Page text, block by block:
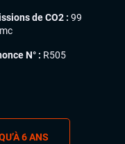
de CO2 : 99
N° : R505
6 ANS